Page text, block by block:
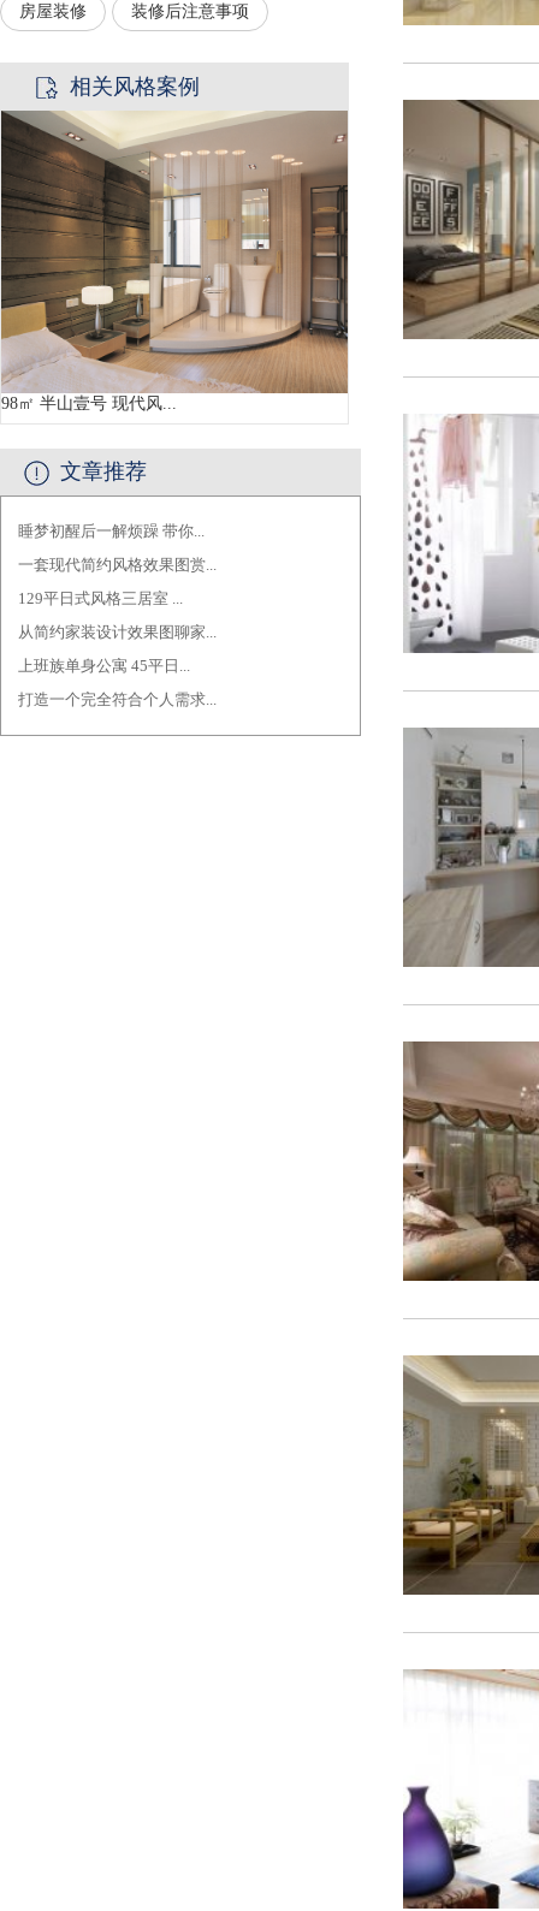
房屋装修 装修后注意事项
相关风格案例
98㎡ 半山壹号 现代风...
文章推荐
睡梦初醒后一解烦躁 带你...
一套现代简约风格效果图赏...
129平日式风格三居室 ...
从简约家装设计效果图聊家...
上班族单身公寓 45平日...
打造一个完全符合个人需求...